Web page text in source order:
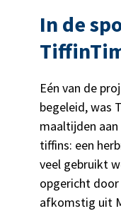
In de
Eén van de
begeleid, was
maaltijden
tiffins: een
veel gebruikt
opgericht
afkomstig uit